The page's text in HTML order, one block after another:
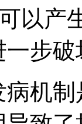
以产
步
机